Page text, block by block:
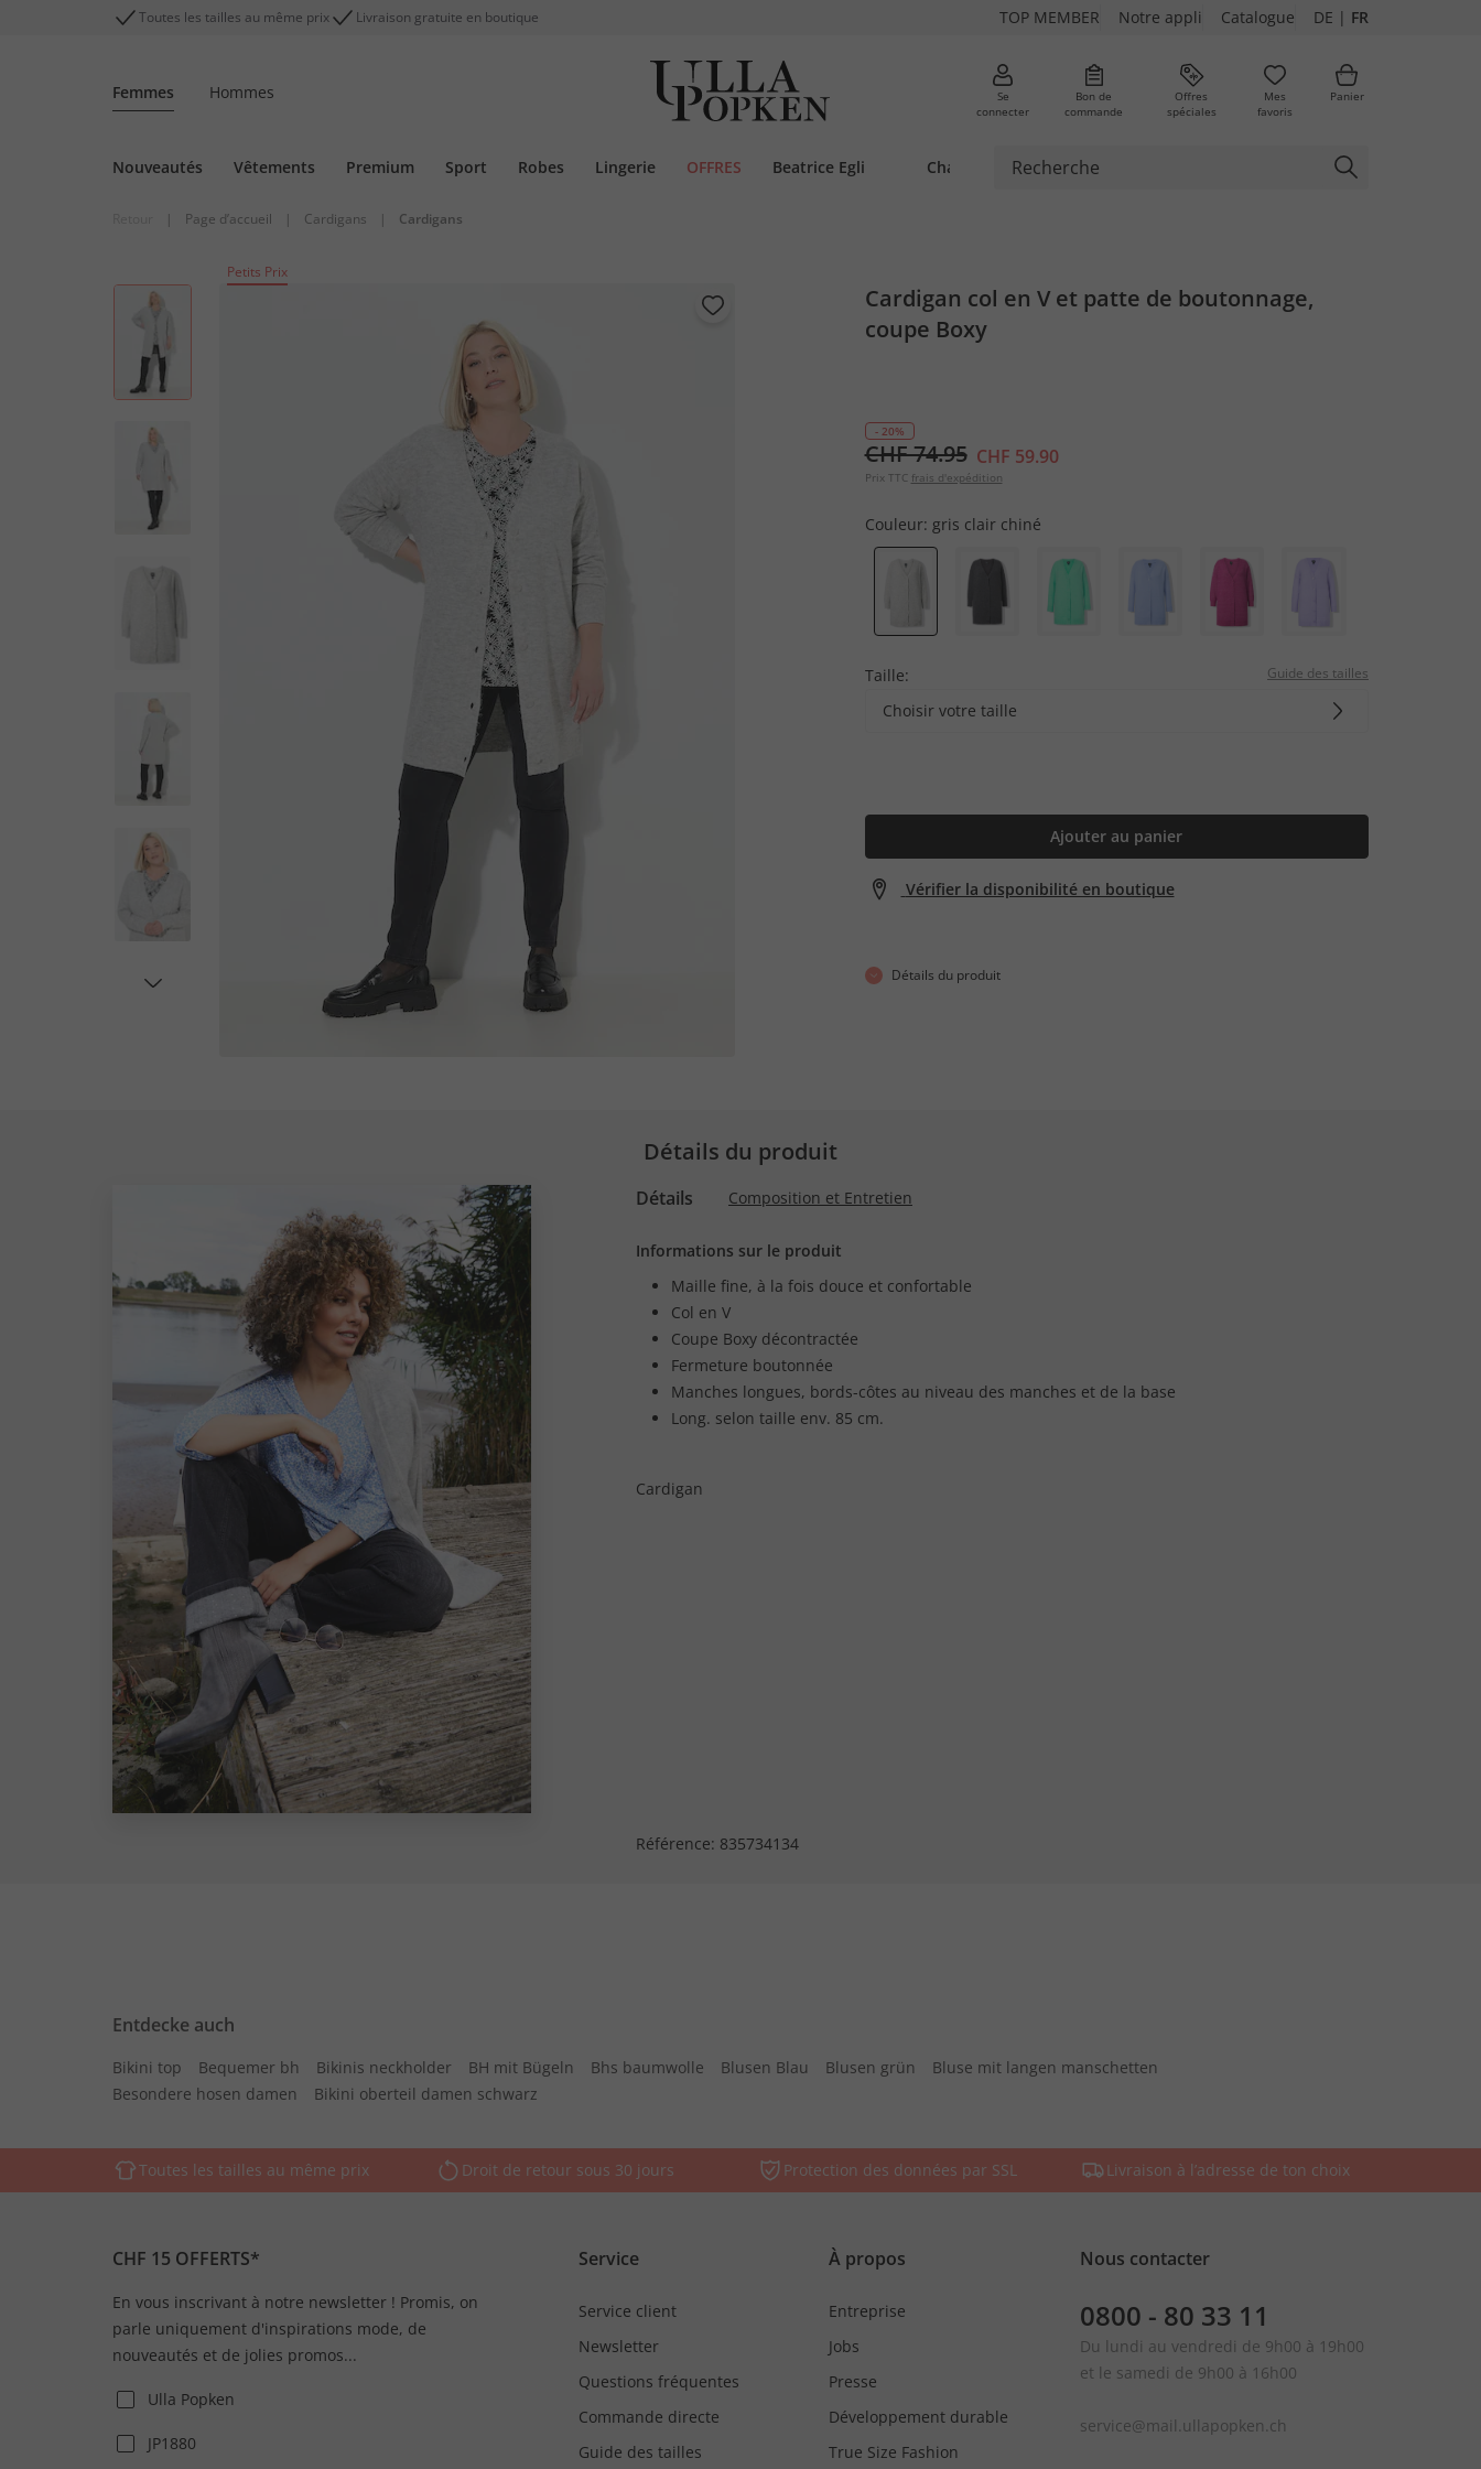
Toutes les tailles au même prix Livraison gratuite en boutique TOP MEMBER Notre appli Catalogue DE | FR
Femmes Hommes
Se
connecter
Bon de
commande
Offres
spéciales
Mes
favoris
Panier
Nouveautés Vêtements Premium Sport Robes Lingerie OFFRES Beatrice Egli Chaussures
| Page d’accueil | Cardigans | Cardigans
Petits Prix
Cardigan col en V et patte de boutonnage,
coupe Boxy
- 20%
CHF 74.95 CHF 59.90
Prix TTC frais d'expédition
Couleur: gris clair chiné
Taille: Guide des tailles
Choisir votre taille
Ajouter au panier
Vérifier la disponibilité en boutique
Détails du produit
Détails du produit
Détails Composition et Entretien
Informations sur le produit
Maille fine, à la fois douce et confortable
Col en V
Coupe Boxy décontractée
Fermeture boutonnée
Manches longues, bords-côtes au niveau des manches et de la base
Long. selon taille env. 85 cm.
Cardigan
Référence: 835734134
Entdecke auch
Bikini top Bequemer bh Bikinis neckholder BH mit Bügeln Bhs baumwolle Blusen Blau Blusen grün
Bluse mit langen manschetten
Besondere hosen damen
Bikini oberteil damen schwarz
Toutes les tailles au même prix Droit de retour sous 30 jours Protection des données par SSL Livraison à l’adresse de ton choix
CHF 15 OFFERTS*
En vous inscrivant à notre newsletter ! Promis, on
parle uniquement d'inspirations mode, de
nouveautés et de jolies promos...
Ulla Popken
JP1880
Service
Service client
Newsletter
Questions fréquentes
Commande directe
Guide des tailles
À propos
Entreprise
Jobs
Presse
Développement durable
True Size Fashion
Nous contacter
0800 - 80 33 11
Du lundi au vendredi de 9h00 à 19h00
et le samedi de 9h00 à 16h00
service@mail.ullapopken.ch